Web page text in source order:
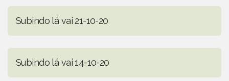
Subindo lá vai 21-10-20
Subindo lá vai 14-10-20